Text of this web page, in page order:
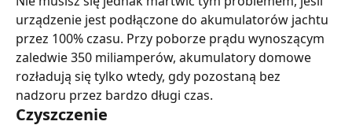
urządzenie jest podłączone do akumulatorów jachtu
przez 100% czasu. Przy poborze prądu wynoszącym
zaledwie 350 miliamperów, akumulatory domowe
rozładują się tylko wtedy, gdy pozostaną bez
nadzoru przez bardzo długi czas.
Czyszczenie